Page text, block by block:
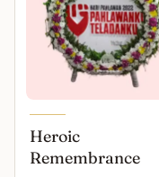
Heroic
Remembrance